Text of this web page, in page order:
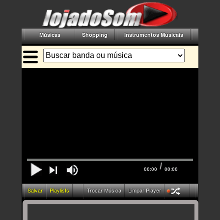
Músicas Shopping Instrumentos Musicais
00:00 / 00:00
Salvar Playlists Trocar Música Limpar Player